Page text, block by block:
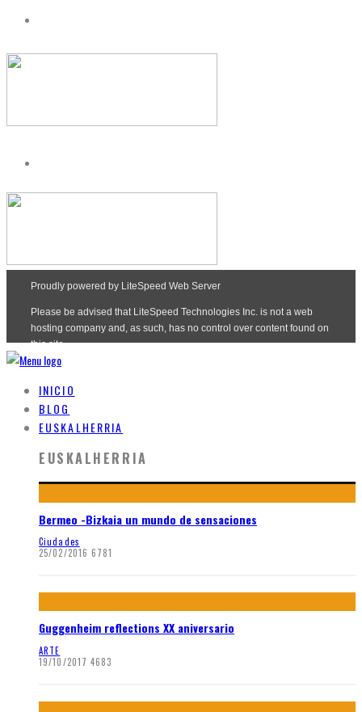
INICIO
BLOG
EUSKALHERRIA
EUSKALHERRIA
Bermeo -Bizkaia un mundo de sensaciones
Ciudades
25/02/2016 6781
Guggenheim reflections XX aniversario
ARTE
19/10/2017 4683